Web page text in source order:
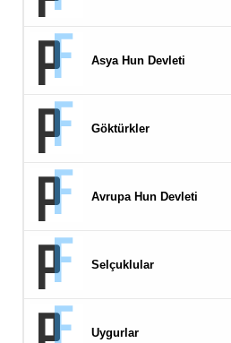
Asya Hun Devleti
Göktürkler
Avrupa Hun Devleti
Selçuklular
Uygurlar